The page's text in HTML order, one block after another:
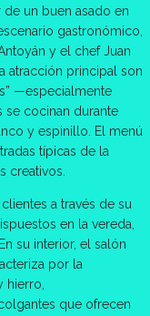
un buen asado en
gastronómico,
y el chef Juan
atracción principal son
—especialmente
se cocinan durante
y espinillo. El menú
típicas de la
creativos.
a través de su
en la vereda,
su interior, el salón
por la
hierro,
que ofrecen